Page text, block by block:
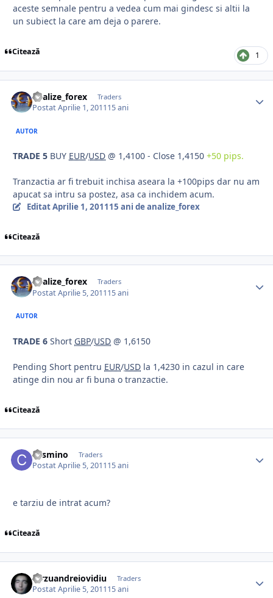
aceste semnale pentru a vedea cum mai gindesc si altii la
un subiect la care am deja o parere.
Citează 1
analize_forex Traders
PostatAprilie 1, 201115 ani
AUTOR
TRADE 5 BUY EUR/USD @ 1,4100 - Close 1,4150 +50 pips.
Tranzactia ar fi trebuit inchisa aseara la +100pips dar nu am
apucat sa intru sa postez, asa ca inchidem acum.
EditatAprilie 1, 201115 ani de analize_forex
Citează
analize_forex Traders
PostatAprilie 5, 201115 ani
AUTOR
TRADE 6 Short GBP/USD @ 1,6150
Pending Short pentru EUR/USD la 1,4230 in cazul in care
atinge din nou ar fi buna o tranzactie.
Citează
cosmino Traders
PostatAprilie 5, 201115 ani
e tarziu de intrat acum?
Citează
dirzuandreiovidiu Traders
PostatAprilie 5, 201115 ani